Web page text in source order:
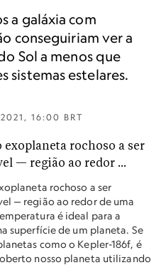
a galáxia com
conseguiriam ver a
Sol a menos que
sistemas estelares.
16:00 BRT
rochoso a ser
— região ao redor de uma
é ideal para a
superfície de um planeta. Se
como o Kepler-186f, é
nosso planeta utilizando